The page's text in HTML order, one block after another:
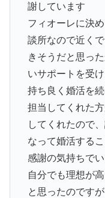
謝しています
フィオーレに決
談所なので近く
きそうだと思っ
いサポートを受
持ち良く婚活を
担当してくれた
してくれたので
なって婚活する
感謝の気持ちでい
自分でも理想が
と思ったのです